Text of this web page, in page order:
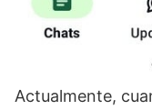
Actualmente,